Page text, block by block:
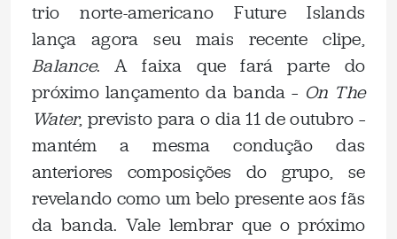
trio norte-americano Future Islands
lança agora seu mais recente clipe,
Balance. A faixa que fará parte do
próximo lançamento da banda – On The
Water, previsto para o dia 11 de outubro –
mantém a mesma condução das
anteriores composições do grupo, se
revelando como um belo presente aos fãs
da banda. Vale lembrar que o próximo